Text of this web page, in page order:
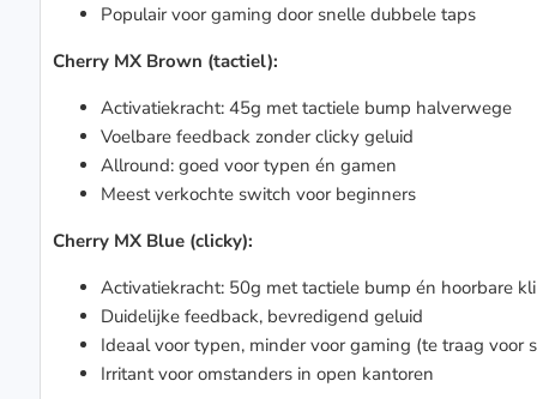
Populair voor gaming door snelle dubbele taps
Cherry MX Brown (tactiel):
Activatiekracht: 45g met tactiele bump halverwege
Voelbare feedback zonder clicky geluid
Allround: goed voor typen én gamen
Meest verkochte switch voor beginners
Cherry MX Blue (clicky):
Activatiekracht: 50g met tactiele bump én hoorbare
Duidelijke feedback, bevredigend geluid
Ideaal voor typen, minder voor gaming (te traag voor
Irritant voor omstanders in open kantoren